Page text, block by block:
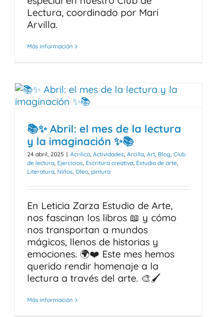
Lectura, coordinado por Mari
Arvilla.
Más información
📚✨ Abril: el mes de la lectura
y la imaginación ✨📚
24 abril, 2025 | Acrilico, Actividades, Arcilla, Art, Blog, Club
de lectura, Ejercicios, Escritura creativa, Estudio de arte,
Literatura, Niños, Oleo, pintura
En Leticia Zarza Estudio de Arte,
nos fascinan los libros 📖 y cómo
nos transportan a mundos
mágicos, llenos de historias y
emociones. 🌍❤️ Este mes hemos
querido rendir homenaje a la
lectura a través del arte. 🎨🖌️
Más información